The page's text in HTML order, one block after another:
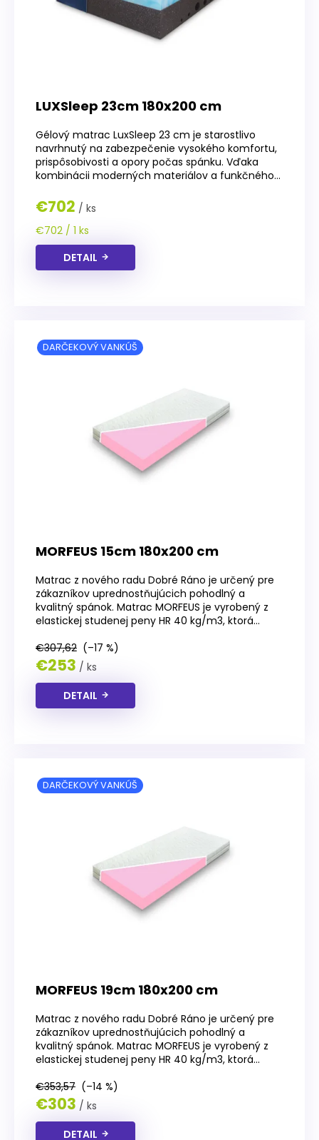
LUXSleep 23cm 180x200 cm
Gélový matrac LuxSleep 23 cm je starostlivo
navrhnutý na zabezpečenie vysokého komfortu,
prispôsobivosti a opory počas spánku. Vďaka
kombinácii moderných materiálov a funkčného...
€702 / ks
Jednotková
cena:
€702 / 1 ks
DETAIL
MORFEUS 15cm 180x200 cm
DARČEKOVÝ VANKÚŠ
Matrac z nového radu Dobré Ráno je určený pre
zákazníkov uprednostňujúcich pohodlný a
kvalitný spánok. Matrac MORFEUS je vyrobený z
elastickej studenej peny HR 40 kg/m3, ktorá...
€307,62 (–17 %)
€253 / ks
DETAIL
MORFEUS 19cm 180x200 cm
DARČEKOVÝ VANKÚŠ
Matrac z nového radu Dobré Ráno je určený pre
zákazníkov uprednostňujúcich pohodlný a
kvalitný spánok. Matrac MORFEUS je vyrobený z
elastickej studenej peny HR 40 kg/m3, ktorá...
€353,57 (–14 %)
€303 / ks
DETAIL